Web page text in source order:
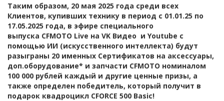
Таким образом, 20 мая 2025 года среди всех
Клиентов, купивших технику в период с 01.01.25 по
17.05.2025 года, в эфире специального
выпуска CFMOTO Live на VK Видео и Youtube с
помощью ИИ (искусственного интеллекта) будут
разыграны 20 именных Сертификатов на аксессуары,
доп.оборудование* и запчасти CFMOTO номиналом
100 000 рублей каждый и другие ценные призы, а
также определен победитель, который получит в
подарок квадроцикл CFORCE 500 Basic!